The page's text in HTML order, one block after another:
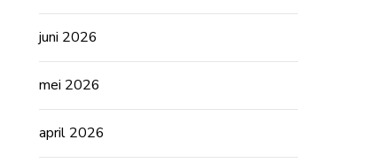
juni 2026
mei 2026
april 2026